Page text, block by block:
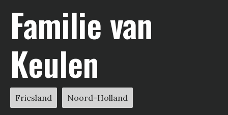
Familie van
Keulen
Friesland Noord-Holland